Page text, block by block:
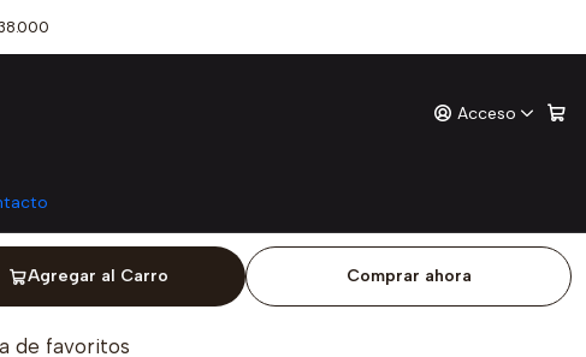
Acceso
Es La Herida
Poema Es La Herida
Agregar al Carro Comprar ahora
de favoritos